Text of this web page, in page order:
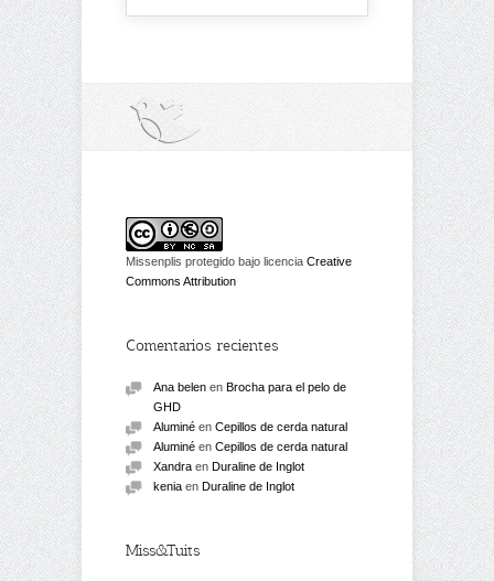
Missenplis protegido bajo licencia Creative
Commons Attribution
Comentarios recientes
Ana belen en Brocha para el pelo de
GHD
Aluminé en Cepillos de cerda natural
Aluminé en Cepillos de cerda natural
Xandra en Duraline de Inglot
kenia en Duraline de Inglot
Miss&Tuits